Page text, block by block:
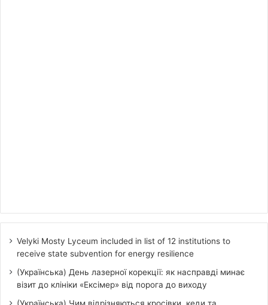
Velyki Mosty Lyceum included in list of 12 institutions to
receive state subvention for energy resilience
(Українська) День лазерної корекції: як насправді минає
візит до клініки «Ексімер» від порога до виходу